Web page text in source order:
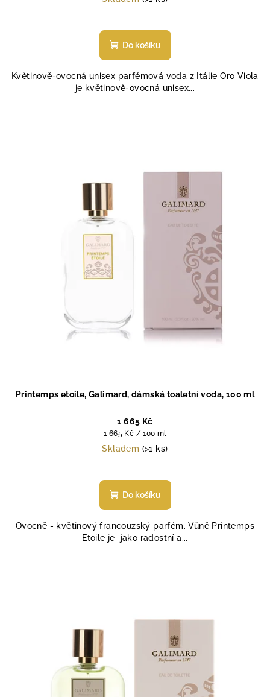
Do košíku
Květinově-ovocná unisex parfémová voda z Itálie Oro Viola
je květinově-ovocná unisex...
Printemps etoile, Galimard, dámská toaletní voda, 100 ml
1 665 Kč
Měrná
cena:
1 665 Kč / 100 ml
Skladem (>1 ks)
hodnocení
produktu
z
5
Do košíku
Ovocně - květinový francouzský parfém. Vůně Printemps
Etoile je jako radostní a...